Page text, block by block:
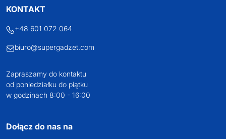
KONTAKT
+48 601 072 064
biuro@supergadzet.com
Zapraszamy do kontaktu
od poniedziałku do piątku
w godzinach 8:00 - 16:00
Dołącz do nas na